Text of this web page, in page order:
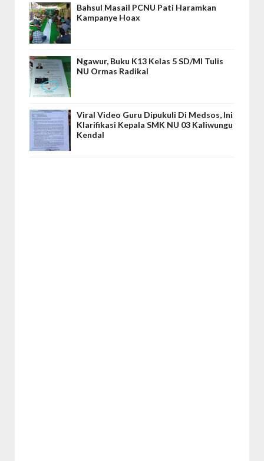
Bahsul Masail PCNU Pati Haramkan
Kampanye Hoax
Ngawur, Buku K13 Kelas 5 SD/MI Tulis
NU Ormas Radikal
Viral Video Guru Dipukuli Di Medsos, Ini
Klarifikasi Kepala SMK NU 03 Kaliwungu
Kendal